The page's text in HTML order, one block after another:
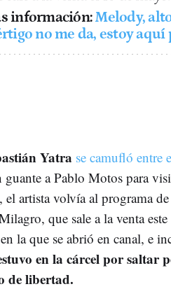
información:Melody,
no me da, estoy
Yatra se camufló entre
guante a Pablo Motos para
el artista volvía al programa
que sale a la venta
la que se abrió en canal, e
en la cárcel por saltar
de libertad.